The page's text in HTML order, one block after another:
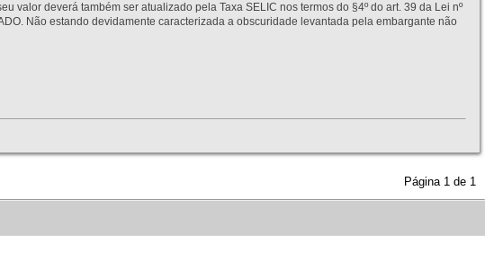
valor deverá também ser atualizado pela Taxa SELIC nos termos do §4º do art. 39 da Lei nº
Não estando devidamente caracterizada a obscuridade levantada pela embargante não
Página 1 de 1